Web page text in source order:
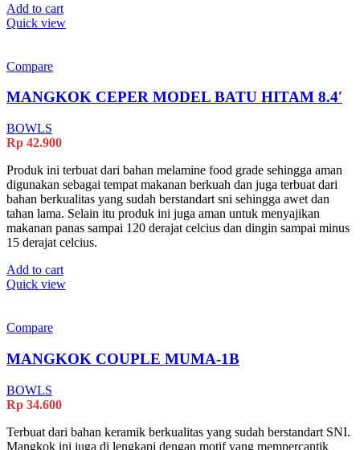
Add to cart
Quick view
Compare
MANGKOK CEPER MODEL BATU HITAM 8.4′
BOWLS
Rp 42.900
Produk ini terbuat dari bahan melamine food grade sehingga aman
digunakan sebagai tempat makanan berkuah dan juga terbuat dari
bahan berkualitas yang sudah berstandart sni sehingga awet dan
tahan lama. Selain itu produk ini juga aman untuk menyajikan
makanan panas sampai 120 derajat celcius dan dingin sampai minus
15 derajat celcius.
Add to cart
Quick view
Compare
MANGKOK COUPLE MUMA-1B
BOWLS
Rp 34.600
Terbuat dari bahan keramik berkualitas yang sudah berstandart SNI.
Mangkok ini juga di lengkapi dengan motif yang mempercantik